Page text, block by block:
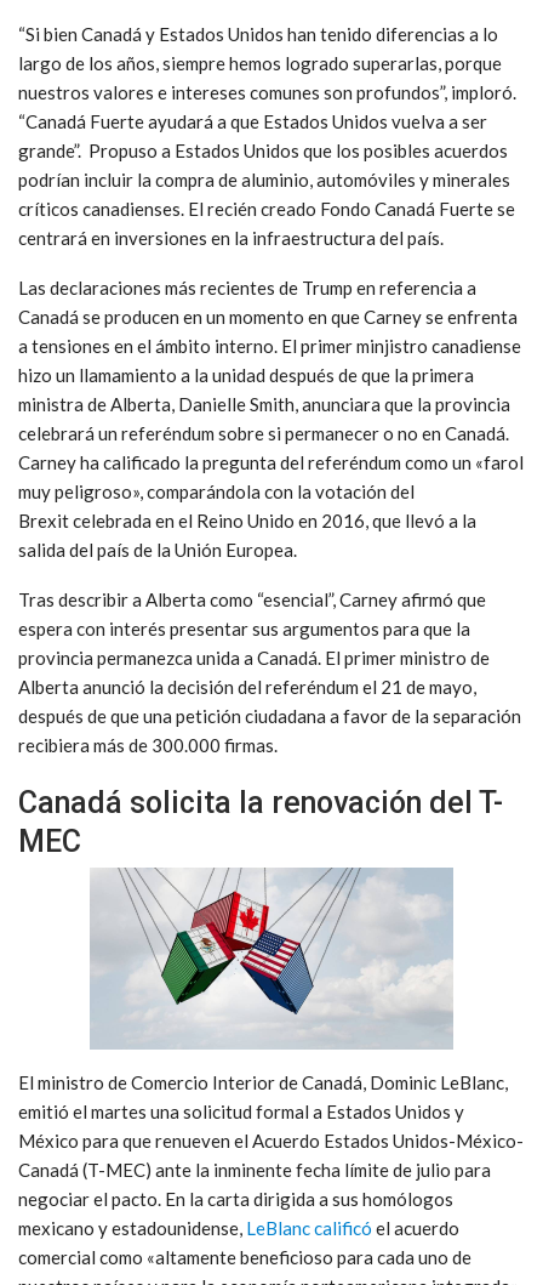
“Si bien Canadá y Estados Unidos han tenido diferencias a lo
largo de los años, siempre hemos logrado superarlas, porque
nuestros valores e intereses comunes son profundos”, imploró.
“Canadá Fuerte ayudará a que Estados Unidos vuelva a ser
grande”. Propuso a Estados Unidos que los posibles acuerdos
podrían incluir la compra de aluminio, automóviles y minerales
críticos canadienses. El recién creado Fondo Canadá Fuerte se
centrará en inversiones en la infraestructura del país.
Las declaraciones más recientes de Trump en referencia a
Canadá se producen en un momento en que Carney se enfrenta
a tensiones en el ámbito interno. El primer minjistro canadiense
hizo un llamamiento a la unidad después de que la primera
ministra de Alberta, Danielle Smith,anunciara que la provincia
celebrará un referéndum sobre si permanecer o no en Canadá.
Carney ha calificado la pregunta del referéndum como un «farol
muy peligroso», comparándola con la votación del
Brexitcelebrada en el Reino Unido en 2016, que llevó a la
salida del país de la Unión Europea.
Tras describir a Alberta como “esencial”, Carney afirmó que
espera con interés presentar sus argumentos para que la
provincia permanezca unida a Canadá. El primer ministro de
Alberta anunció la decisión del referéndum el 21 de mayo,
después de que una petición ciudadana a favor de la separación
recibiera más de 300.000 firmas.
Canadá solicita la renovación del T-
MEC
El ministro de Comercio Interior de Canadá, Dominic LeBlanc,
emitió el martes una solicitud formal a Estados Unidos y
México para que renueven el Acuerdo Estados Unidos-México-
Canadá (T-MEC) ante la inminentefecha límite de julio para
negociar el pacto. En la carta dirigida a sus homólogos
mexicano y estadounidense, LeBlanc calificó el acuerdo
comercial como «altamente beneficioso para cada uno de